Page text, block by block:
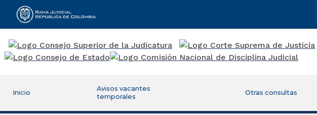
Rama Judicial
Inicio
Avisos vacantes
temporales
Otras consultas